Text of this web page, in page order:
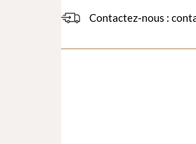
Contactez-nous :